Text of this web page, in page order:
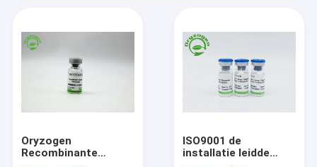
Oryzogen
Recombinante
ISO9001 de
installatie leidde